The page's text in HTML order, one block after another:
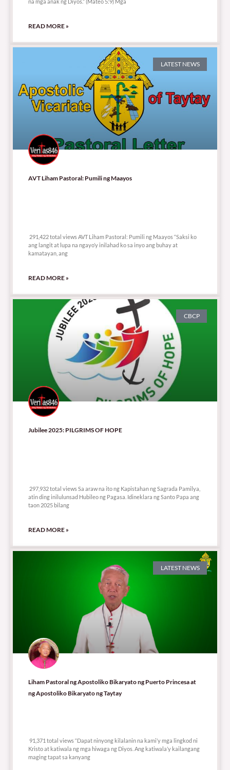
READ MORE »
LATEST NEWS
AVT Liham Pastoral: Pumili ng Maayos
291,422 total views AVT Liham Pastoral: Pumili ng Maayos “Saksi ko
ang langit at lupa na ngayo’y inilahad ko sa inyo ang buhay at
kamatayan, ang
READ MORE »
CBCP
Jubilee 2025: PILGRIMS OF HOPE
297,932 total views Sa araw na ito ng Kapistahan ng Sagrada Pamilya,
atin ding inilulunsad Hubileo ng Pagasa. Idineklara ng Santo Papa ang
taon 2025 bilang
READ MORE »
LATEST NEWS
Liham Pastoral ng Apostoliko Bikaryato ng Puerto Princesa at
ng Apostoliko Bikaryato ng Taytay
91,371 total views “Dapat ninyong kilalanin na kami’y mga lingkod ni
Kristo at katiwala ng mga hiwaga ng Diyos. Ang katiwala’y kailangang
maging tapat sa kanyang